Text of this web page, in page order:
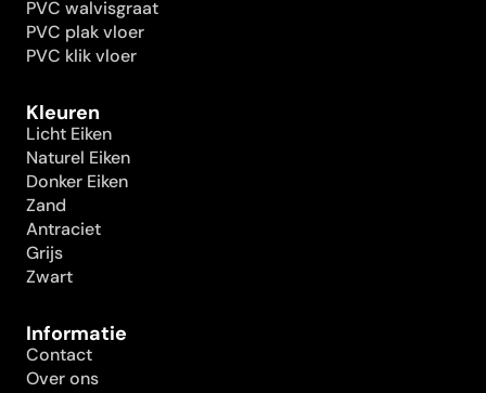
PVC walvisgraat
PVC plak vloer
PVC klik vloer
Kleuren
Licht Eiken
Naturel Eiken
Donker Eiken
Zand
Antraciet
Grijs
Zwart
Informatie
Contact
Over ons